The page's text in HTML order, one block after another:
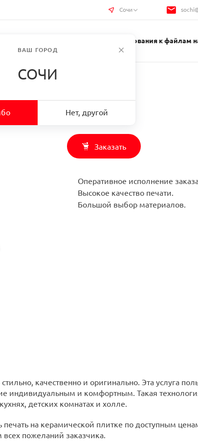
Сочи
Требования к файлам
в г. Сочи
в г. Сочи
Заказать
Оперативное исполнение
Высокое качество печати.
Большой выбор материалов.
качественно и оригинально. Эта услуга
индивидуальным и комфортным. Такая
детских комнатах и холле.
печать на керамической плитке по доступным
пожеланий заказчика.
ВАШ ГОРОД
СОЧИ
Нет, другой